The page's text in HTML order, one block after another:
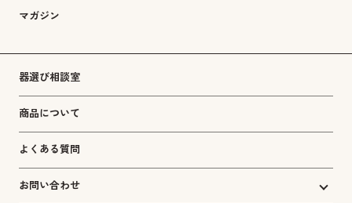
マガジン
器選び相談室
商品について
よくある質問
お問い合わせ